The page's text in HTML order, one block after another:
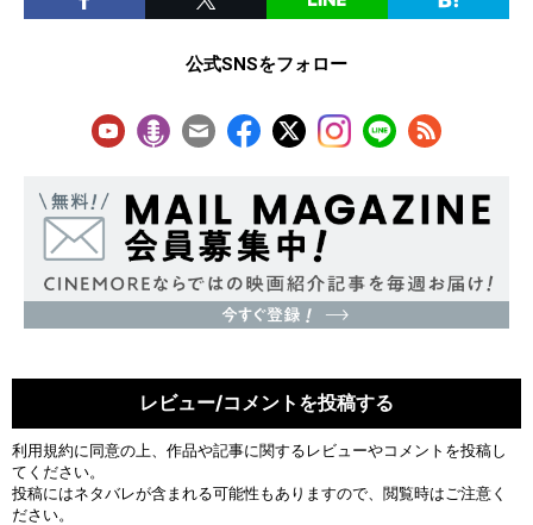
公式SNSをフォロー
レビュー/コメントを投稿する
利用規約に同意の上、作品や記事に関するレビューやコメントを投稿し
てください。
投稿にはネタバレが含まれる可能性もありますので、閲覧時はご注意く
ださい。